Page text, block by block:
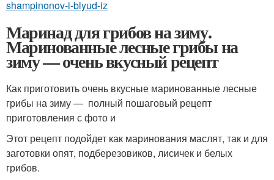
shampinonov-i-blyud-iz
Маринад для грибов на зиму.
Маринованные лесные грибы на
зиму — очень вкусный рецепт
Как приготовить очень вкусные маринованные лесные
грибы на зиму — полный пошаговый рецепт
приготовления с фото и
Этот рецепт подойдет как маринования маслят, так и для
заготовки опят, подберезовиков, лисичек и белых
грибов.